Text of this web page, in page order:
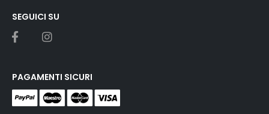
SEGUICI SU
PAGAMENTI SICURI